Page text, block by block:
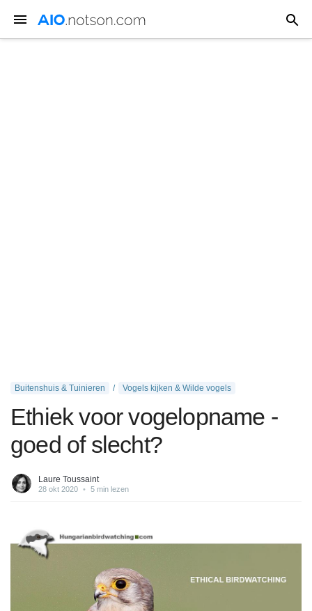
Buitenshuis & Tuinieren Vogels kijken & Wilde vogels
Ethiek voor vogelopname -
goed of slecht?
Laure Toussaint
28 okt 2020 • 5 min lezen